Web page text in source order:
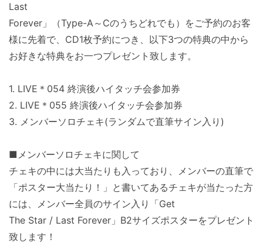
Last
Forever」（Type-A～Cのうちどれでも）をご予約のお客
様に先着で、CD1枚予約につき、以下3つの特典の中から
お好きな特典をお一つプレゼント致します。
1. LIVE＊054 終演後ハイタッチ会参加券
2. LIVE＊055 終演後ハイタッチ会参加券
3. メンバーソロチェキ(ランダムで直筆サイン入り)
■メンバーソロチェキに関して
チェキの中には大当たりも入っており、メンバーの直筆で
「ポスター大当たり！」と書いてあるチェキが当たった方
には、メンバー全員のサイン入り「Get
The Star / Last Forever」B2サイズポスターをプレゼント
致します！